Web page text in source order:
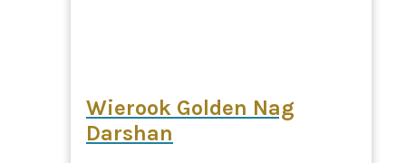
Wierook Golden Nag
Darshan